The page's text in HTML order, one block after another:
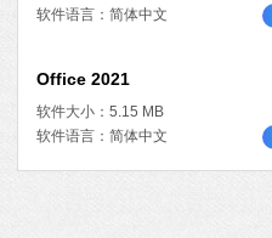
软件语言：简体中文
Office 2021
软件大小：5.15 MB
软件语言：简体中文